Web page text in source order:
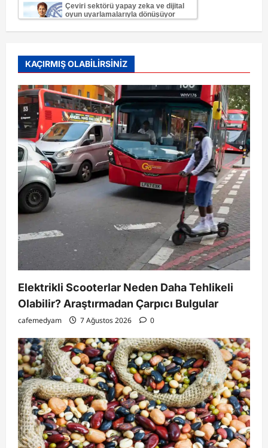
KAÇIRMIŞ OLABİLİRSİNİZ
Elektrikli Scooterlar Neden Daha Tehlikeli
Olabilir? Araştırmadan Çarpıcı Bulgular
cafemedyam 7 Ağustos 2026 0